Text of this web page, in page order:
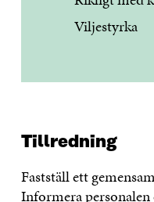
Viljestyrka
Tillredning
Fastställ ett
Informera